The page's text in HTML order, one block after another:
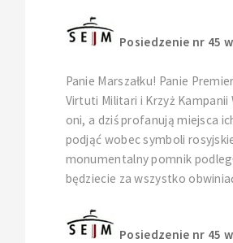
Posiedzenie nr 45
Panie Marszałku! Panie
Virtuti Militari i Krzyż
oni, a dziś profanują miejsca
podjąć wobec symboli
monumentalny pomnik
będziecie za wszystko
Posiedzenie nr 45